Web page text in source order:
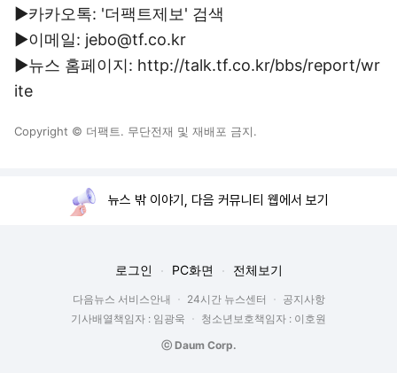
▶카카오톡: '더팩트제보' 검색
▶이메일: jebo@tf.co.kr
▶뉴스 홈페이지: http://talk.tf.co.kr/bbs/report/wr
ite
Copyright © 더팩트. 무단전재 및 재배포 금지.
뉴스 밖 이야기, 다음 커뮤니티 웹에서 보기
로그인 PC화면 전체보기
다음뉴스 서비스안내 24시간 뉴스센터
공지사항
기사배열책임자 : 임광욱
청소년보호책임자 : 이호원
ⓒ Daum Corp.